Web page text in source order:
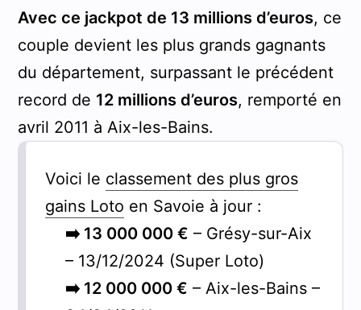
Avec ce jackpot de 13 millions d’euros, ce
couple devient les plus grands gagnants
du département, surpassant le précédent
record de 12 millions d’euros, remporté en
avril 2011 à Aix-les-Bains.
Voici le classement des plus gros
gains Loto en Savoie à jour :
➡️ 13 000 000 € – Grésy-sur-Aix
– 13/12/2024 (Super Loto)
➡️ 12 000 000 € – Aix-les-Bains –